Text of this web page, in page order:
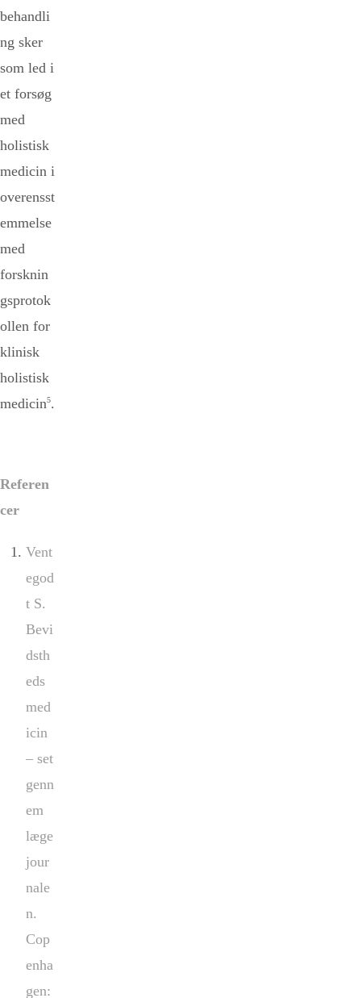
behandli
ng sker
som led i
et forsøg
med
holistisk
medicin i
overensst
emmelse
med
forsknin
gsprotok
ollen for
klinisk
holistisk
medicin5.
Referen
cer
Vent
egod
t S.
Bevi
dsth
eds
med
icin
– set
genn
em
læge
jour
nale
n.
Cop
enha
gen: